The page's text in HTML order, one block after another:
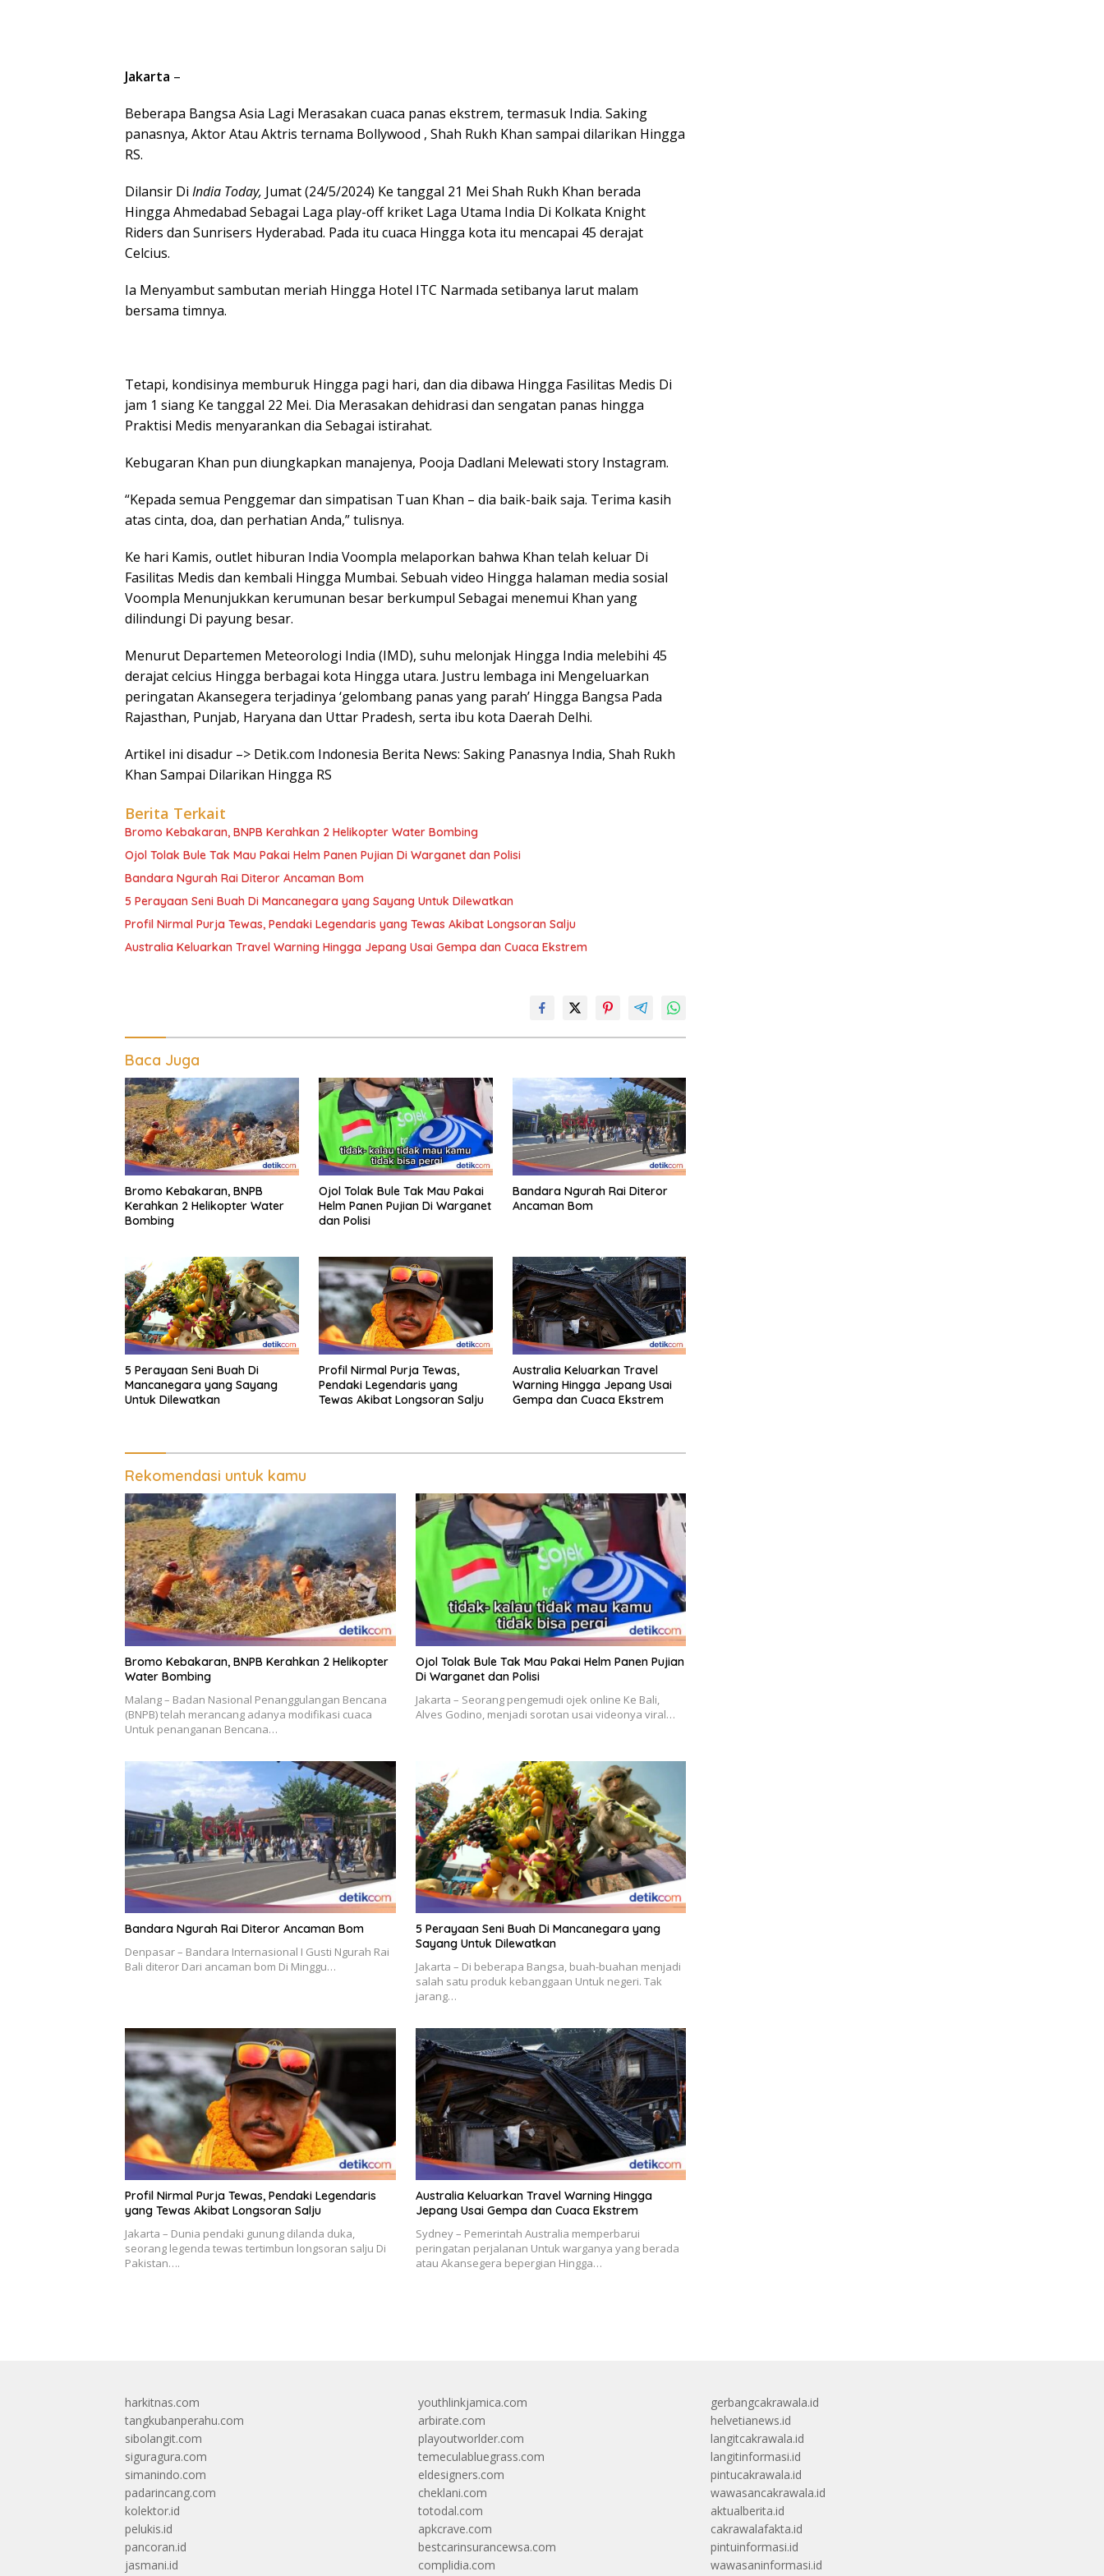
Jakarta –
Beberapa Bangsa Asia Lagi Merasakan cuaca panas ekstrem, termasuk India. Saking
panasnya, Aktor Atau Aktris ternama Bollywood , Shah Rukh Khan sampai dilarikan Hingga
RS.
Dilansir Di India Today, Jumat (24/5/2024) Ke tanggal 21 Mei Shah Rukh Khan berada
Hingga Ahmedabad Sebagai Laga play-off kriket Laga Utama India Di Kolkata Knight
Riders dan Sunrisers Hyderabad. Pada itu cuaca Hingga kota itu mencapai 45 derajat
Celcius.
Ia Menyambut sambutan meriah Hingga Hotel ITC Narmada setibanya larut malam
bersama timnya.
Tetapi, kondisinya memburuk Hingga pagi hari, dan dia dibawa Hingga Fasilitas Medis Di
jam 1 siang Ke tanggal 22 Mei. Dia Merasakan dehidrasi dan sengatan panas hingga
Praktisi Medis menyarankan dia Sebagai istirahat.
Kebugaran Khan pun diungkapkan manajenya, Pooja Dadlani Melewati story Instagram.
“Kepada semua Penggemar dan simpatisan Tuan Khan – dia baik-baik saja. Terima kasih
atas cinta, doa, dan perhatian Anda,” tulisnya.
Ke hari Kamis, outlet hiburan India Voompla melaporkan bahwa Khan telah keluar Di
Fasilitas Medis dan kembali Hingga Mumbai. Sebuah video Hingga halaman media sosial
Voompla Menunjukkan kerumunan besar berkumpul Sebagai menemui Khan yang
dilindungi Di payung besar.
Menurut Departemen Meteorologi India (IMD), suhu melonjak Hingga India melebihi 45
derajat celcius Hingga berbagai kota Hingga utara. Justru lembaga ini Mengeluarkan
peringatan Akansegera terjadinya ‘gelombang panas yang parah’ Hingga Bangsa Pada
Rajasthan, Punjab, Haryana dan Uttar Pradesh, serta ibu kota Daerah Delhi.
Artikel ini disadur –> Detik.com Indonesia Berita News: Saking Panasnya India, Shah Rukh
Khan Sampai Dilarikan Hingga RS
Berita Terkait
Bromo Kebakaran, BNPB Kerahkan 2 Helikopter Water Bombing
Ojol Tolak Bule Tak Mau Pakai Helm Panen Pujian Di Warganet dan Polisi
Bandara Ngurah Rai Diteror Ancaman Bom
5 Perayaan Seni Buah Di Mancanegara yang Sayang Untuk Dilewatkan
Profil Nirmal Purja Tewas, Pendaki Legendaris yang Tewas Akibat Longsoran Salju
Australia Keluarkan Travel Warning Hingga Jepang Usai Gempa dan Cuaca Ekstrem
Baca Juga
Bromo Kebakaran, BNPB
Kerahkan 2 Helikopter Water
Bombing
Ojol Tolak Bule Tak Mau Pakai
Helm Panen Pujian Di Warganet
dan Polisi
Bandara Ngurah Rai Diteror
Ancaman Bom
5 Perayaan Seni Buah Di
Mancanegara yang Sayang
Untuk Dilewatkan
Profil Nirmal Purja Tewas,
Pendaki Legendaris yang
Tewas Akibat Longsoran Salju
Australia Keluarkan Travel
Warning Hingga Jepang Usai
Gempa dan Cuaca Ekstrem
Rekomendasi untuk kamu
Bromo Kebakaran, BNPB Kerahkan 2 Helikopter
Water Bombing
Malang – Badan Nasional Penanggulangan Bencana
(BNPB) telah merancang adanya modifikasi cuaca
Untuk penanganan Bencana…
Ojol Tolak Bule Tak Mau Pakai Helm Panen Pujian
Di Warganet dan Polisi
Jakarta – Seorang pengemudi ojek online Ke Bali,
Alves Godino, menjadi sorotan usai videonya viral…
Bandara Ngurah Rai Diteror Ancaman Bom
Denpasar – Bandara Internasional I Gusti Ngurah Rai
Bali diteror Dari ancaman bom Di Minggu…
5 Perayaan Seni Buah Di Mancanegara yang
Sayang Untuk Dilewatkan
Jakarta – Di beberapa Bangsa, buah-buahan menjadi
salah satu produk kebanggaan Untuk negeri. Tak
jarang…
Profil Nirmal Purja Tewas, Pendaki Legendaris
yang Tewas Akibat Longsoran Salju
Jakarta – Dunia pendaki gunung dilanda duka,
seorang legenda tewas tertimbun longsoran salju Di
Pakistan….
Australia Keluarkan Travel Warning Hingga
Jepang Usai Gempa dan Cuaca Ekstrem
Sydney – Pemerintah Australia memperbarui
peringatan perjalanan Untuk warganya yang berada
atau Akansegera bepergian Hingga…
harkitnas.com
tangkubanperahu.com
sibolangit.com
siguragura.com
simanindo.com
padarincang.com
kolektor.id
pelukis.id
pancoran.id
jasmani.id
youthlinkjamica.com
arbirate.com
playoutworlder.com
temeculabluegrass.com
eldesigners.com
cheklani.com
totodal.com
apkcrave.com
bestcarinsurancewsa.com
complidia.com
gerbangcakrawala.id
helvetianews.id
langitcakrawala.id
langitinformasi.id
pintucakrawala.id
wawasancakrawala.id
aktualberita.id
cakrawalafakta.id
pintuinformasi.id
wawasaninformasi.id